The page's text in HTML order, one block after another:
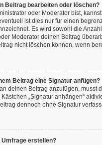
Beitrag bearbeiten oder löschen?
oder Moderator bist,
ist dies nur für einen
Es wird sowohl die
Moderator deinen Beitrag
nicht löschen können, wenn
Beitrag eine Signatur anfügen?
deinen Beitrag anzufügen,
„Signatur anhängen“
dennoch ohne Signatur
Umfrage erstellen?